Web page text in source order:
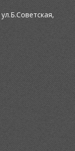
ул.Б.Советская,